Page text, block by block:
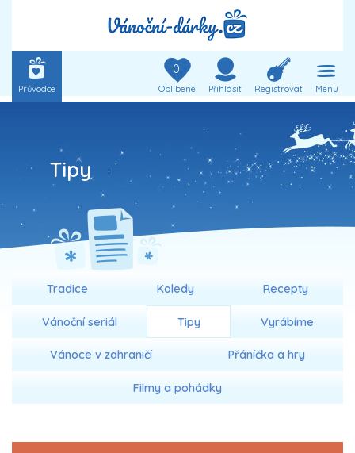
Průvodce
0
Oblíbené Přihlásit Registrovat Menu
Tipy
Tradice Koledy Recepty
Vánoční seriál Tipy Vyrábíme
Vánoce v zahraničí Přáníčka a hry
Filmy a pohádky